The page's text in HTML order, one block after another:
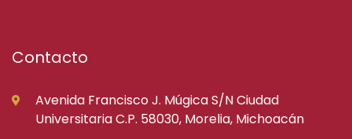
Contacto
Avenida Francisco J. Múgica S/N Ciudad
Universitaria C.P. 58030, Morelia, Michoacán